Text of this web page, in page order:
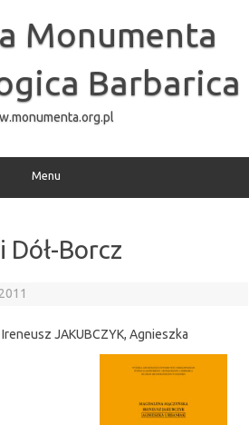
Monumenta
Barbarica
Menu
Dół-Borcz
JAKUBCZYK, Agnieszka